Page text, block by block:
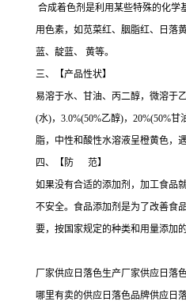
合成着色剂是利用某些特殊的化学
用色素，如苋菜红、胭脂红、日落
蓝、靛蓝、 黄等。
三、【产品性状】
易溶于水、甘油、丙二醇，微溶于
(水)，3.0%(50%乙醇)，20%(50%
脂，中性和酸性水溶液呈橙黄色，
四、【防 范】
如果没有合适的添加剂，加工食品
不安全。食品添加剂是为了改善食
要，按国家规定的种类和用量添加
厂家供应日落色生产厂家供应日落
哪里有卖的供应日落色品牌供应日